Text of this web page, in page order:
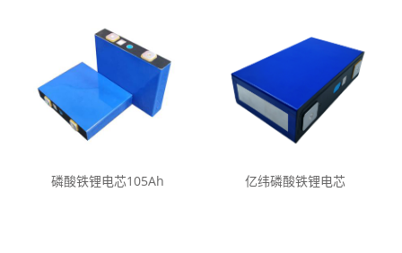
磷酸铁锂电芯105Ah 亿纬磷酸铁锂电芯